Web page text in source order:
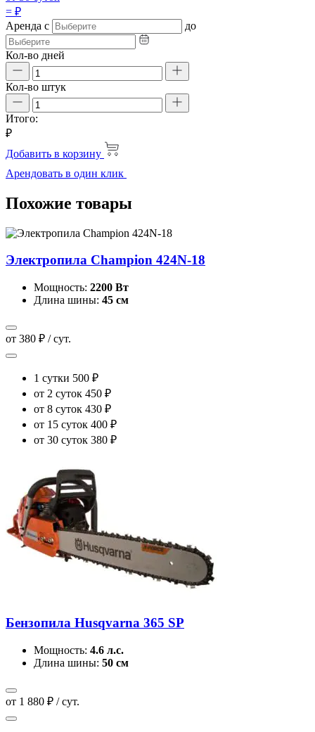
= ₽
Аренда с до
Кол-во дней
Кол-во штук
Итого:
₽
Добавить в корзину
Арендовать в один клик
Похожие товары
Электропила Champion 424N-18
Мощность: 2200 Вт
Длина шины: 45 см
от 380 ₽ / сут.
1 сутки 500 ₽
от 2 суток 450 ₽
от 8 суток 430 ₽
от 15 суток 400 ₽
от 30 суток 380 ₽
Бензопила Husqvarna 365 SP
Мощность: 4.6 л.с.
Длина шины: 50 см
от 1 880 ₽ / сут.